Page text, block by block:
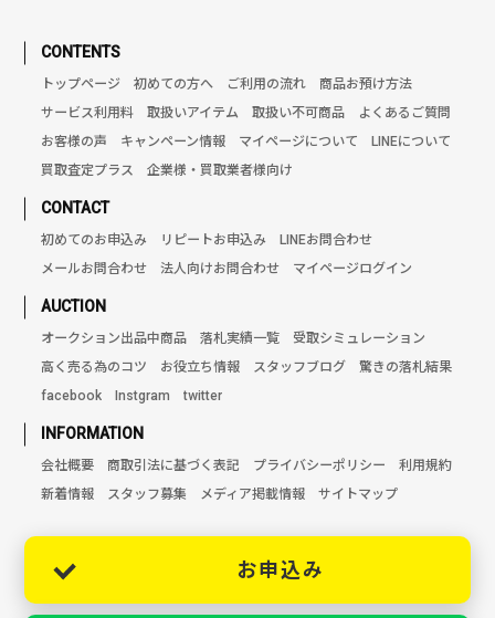
CONTENTS
トップページ 初めての方へ ご利用の流れ
商品お預け方法
サービス利用料
取扱いアイテム 取扱い不可商品
よくあるご質問
お客様の声
キャンペーン情報 マイページについて
LINEについて
買取査定プラス
企業様・買取業者様向け
CONTACT
初めてのお申込み リピートお申込み
LINEお問合わせ
メールお問合わせ
法人向けお問合わせ マイページログイン
AUCTION
オークション出品中商品 落札実績一覧
受取シミュレーション
高く売る為のコツ
お役立ち情報 スタッフブログ
驚きの落札結果
facebook
Instgram twitter
INFORMATION
会社概要 商取引法に基づく表記 プライバシーポリシー
利用規約
新着情報
スタッフ募集 メディア掲載情報 サイトマップ
お申込み